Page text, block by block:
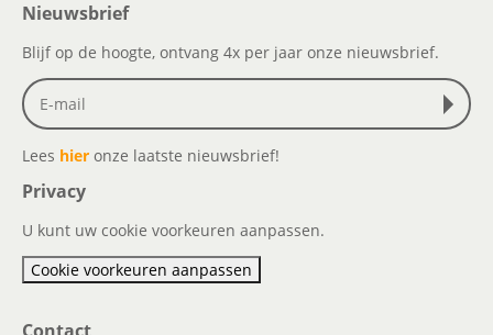
Nieuwsbrief
Blijf op de hoogte, ontvang 4x per jaar onze nieuwsbrief.
Lees hier onze laatste nieuwsbrief!
Privacy
U kunt uw cookie voorkeuren aanpassen.
Cookie voorkeuren aanpassen